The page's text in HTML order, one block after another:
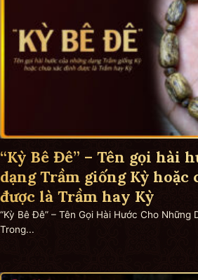
“Kỳ Bê Đê” – Tên gọi hài
dạng Trầm giống Kỳ hoặc
được là Trầm hay Kỳ
“Kỳ Bê Đê” – Tên Gọi Hài Hước Cho Những
Trong...